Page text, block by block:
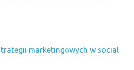
marketingowych w social